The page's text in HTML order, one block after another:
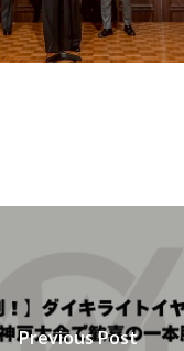
Previous Post